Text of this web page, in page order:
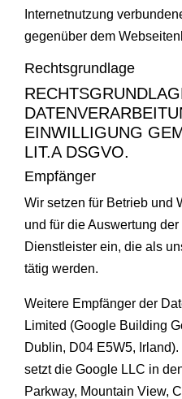
Internetnutzung
gegenüber dem
Rechtsgrundlage
EINWILLIGUNG
LIT.A DSGVO.
Empfänger
Wir setzen für Betrieb und
und für die Auswertung
Dienstleister ein, die als
tätig werden.
Weitere Empfänger der
Limited (Google Building
Dublin, D04 E5W5,
setzt die Google LLC in
Parkway, Mountain View,